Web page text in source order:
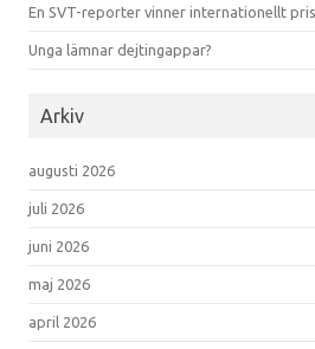
En SVT-reporter vinner internationellt pris
Unga lämnar dejtingappar?
Arkiv
augusti 2026
juli 2026
juni 2026
maj 2026
april 2026